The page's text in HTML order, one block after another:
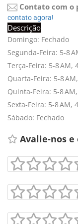
Contato com
contato agora!
Descrição
Domingo: Fechado
Segunda-Feira: 5-8
Terça-Feira: 5-8 AM,
Quarta-Feira: 5-8
Quinta-Feira: 5-8
Sexta-Feira: 5-8 AM,
Sábado: Fechado
Avalie-nos e